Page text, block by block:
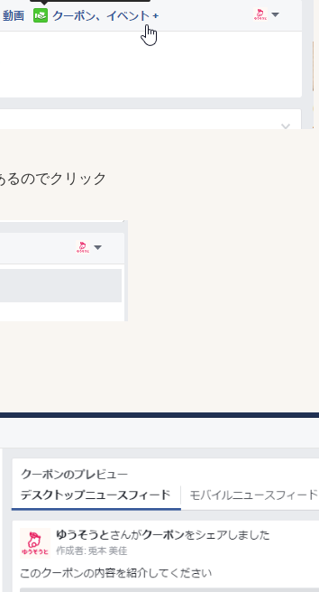
のでクリック